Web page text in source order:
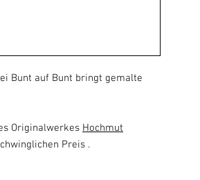
Bunt auf Bunt bringt gemalte
Originalwerkes Hochmut
Preis .